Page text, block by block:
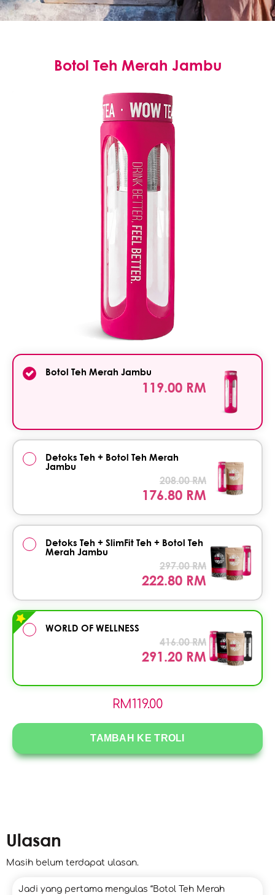
Botol Teh Merah Jambu
Botol Teh Merah Jambu
119.00 RM
Detoks Teh + Botol Teh Merah
Jambu
208.00 RM
176.80 RM
Detoks Teh + SlimFit Teh + Botol Teh
Merah Jambu
297.00 RM
222.80 RM
WORLD OF WELLNESS
416.00 RM
291.20 RM
RM119.00
TAMBAH KE TROLI
Ulasan
Masih belum terdapat ulasan.
Jadi yang pertama mengulas “Botol Teh Merah